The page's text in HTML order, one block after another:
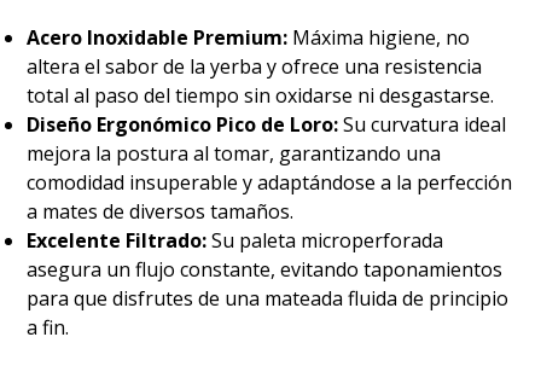
Acero Inoxidable Premium: Máxima higiene, no
altera el sabor de la yerba y ofrece una resistencia
total al paso del tiempo sin oxidarse ni desgastarse.
Diseño Ergonómico Pico de Loro:Su curvatura ideal
mejora la postura al tomar, garantizando una
comodidad insuperable y adaptándose a la perfección
a mates de diversos tamaños.
Excelente Filtrado:Su paleta microperforada
asegura un flujo constante, evitando taponamientos
para que disfrutes de una mateada fluida de principio
a fin.